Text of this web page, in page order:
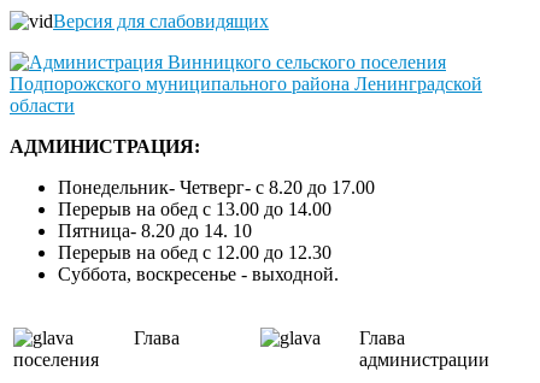
Версия для слабовидящих
АДМИНИСТРАЦИЯ:
Понедельник- Четверг- с 8.20 до 17.00
Перерыв на обед с 13.00 до 14.00
Пятница- 8.20 до 14. 10
Перерыв на обед с 12.00 до 12.30
Суббота, воскресенье - выходной.
Глава
поселения
Глава
администрации